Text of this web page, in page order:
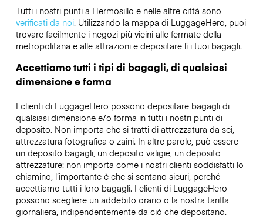
Tutti i nostri punti a Hermosillo e nelle altre città sono
verificati da noi. Utilizzando la mappa di LuggageHero, puoi
trovare facilmente i negozi più vicini alle fermate della
metropolitana e alle attrazioni e depositare lì i tuoi bagagli.
Accettiamo tutti i tipi di bagagli, di qualsiasi
dimensione e forma
I clienti di LuggageHero possono depositare bagagli di
qualsiasi dimensione e/o forma in tutti i nostri punti di
deposito. Non importa che si tratti di attrezzatura da sci,
attrezzatura fotografica o zaini. In altre parole, può essere
un deposito bagagli, un deposito valigie, un deposito
attrezzature: non importa come i nostri clienti soddisfatti lo
chiamino, l’importante è che si sentano sicuri, perché
accettiamo tutti i loro bagagli. I clienti di LuggageHero
possono scegliere un addebito orario o la nostra tariffa
giornaliera, indipendentemente da ciò che depositano.